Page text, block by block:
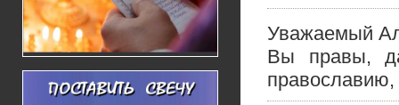
Уважаемый
Вы правы,